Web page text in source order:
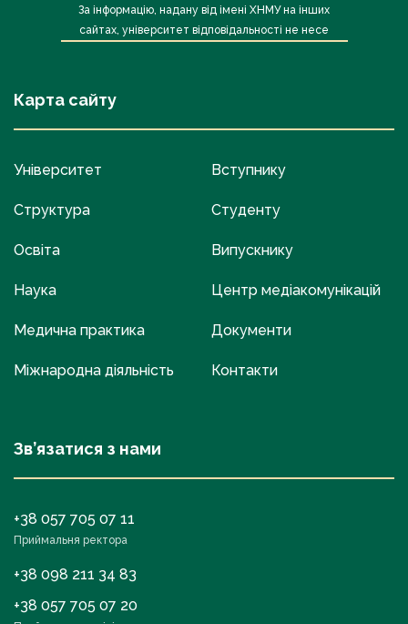
За інформацію, надану від імені ХНМУ на інших
сайтах, університет відповідальності не несе
Карта сайту
Університет
Структура
Освіта
Наука
Медична практика
Міжнародна діяльність
Вступнику
Студенту
Випускнику
Центр медіакомунікацій
Документи
Контакти
Зв’язатися з нами
+38 057 705 07 11
Приймальня ректора
+38 098 211 34 83
+38 057 705 07 20